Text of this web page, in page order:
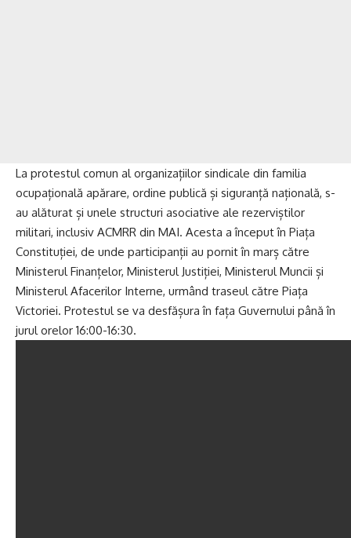
La protestul comun al organizațiilor sindicale din familia
ocupațională apărare, ordine publică și siguranță națională, s-
au alăturat și unele structuri asociative ale rezerviștilor
militari, inclusiv ACMRR din MAI. Acesta a început în Piața
Constituției, de unde participanții au pornit în marș către
Ministerul Finanțelor, Ministerul Justiției, Ministerul Muncii și
Ministerul Afacerilor Interne, urmând traseul către Piața
Victoriei. Protestul se va desfășura în fața Guvernului până în
jurul orelor 16:00-16:30.